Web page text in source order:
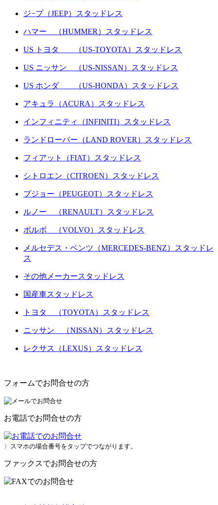
ジ−プ（JEEP）スタッドレス
ハマー （HUMMER）スタッドレス
US トヨタ （US-TOYOTA）スタッドレス
US ニッサン （US-NISSAN）スタッドレス
US ホンダ （US-HONDA）スタッドレス
アキュラ（ACURA）スタッドレス
インフィニティ（INFINITI）スタッドレス
ランドローバー（LAND ROVER）スタッドレス
フィアット（FIAT）スタッドレス
シトロエン（CITROEN）スタッドレス
プジョー（PEUGEOT）スタッドレス
ルノー （RENAULT）スタッドレス
ボルボ （VOLVO）スタッドレス
メルセデス・ベンツ（MERCEDES-BENZ）スタッドレ
ス
その他メーカースタッドレス
国産車スタッドレス
トヨタ （TOYOTA）スタッドレス
ニッサン （NISSAN）スタッドレス
レクサス（LEXUS）スタッドレス
フォームでお問合せの方
お電話でお問合せの方
〉スマホの場合番号をタップでつながります。
ファックスでお問合せの方